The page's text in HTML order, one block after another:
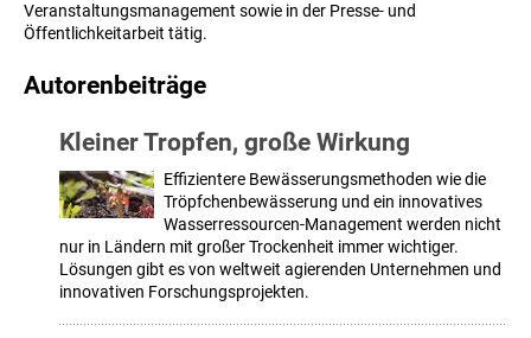
Veranstaltungsmanagement sowie in der Presse- und
Öffentlichkeitarbeit tätig.
Autorenbeiträge
Kleiner Tropfen, große Wirkung
Effizientere Bewässerungsmethoden wie die
Tröpfchenbewässerung und ein innovatives
Wasserressourcen-Management werden nicht
nur in Ländern mit großer Trockenheit immer wichtiger.
Lösungen gibt es von weltweit agierenden Unternehmen und
innovativen Forschungsprojekten.